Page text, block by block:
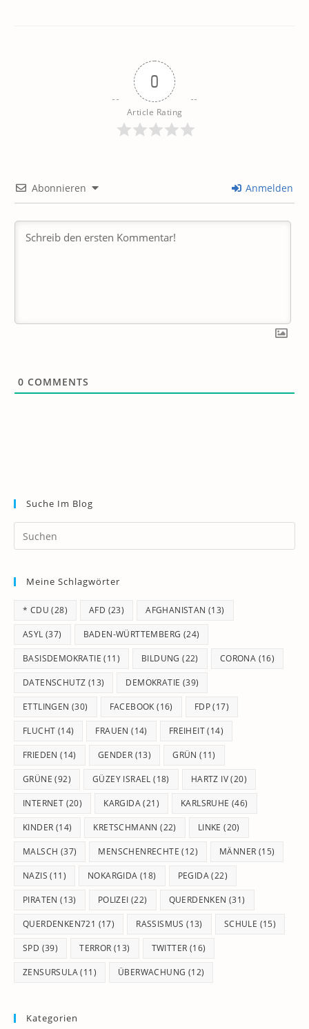
0
Article Rating
Abonnieren Anmelden
0 COMMENTS
Suche Im Blog
Meine Schlagwörter
* CDU (28) AFD (23) AFGHANISTAN (13)
ASYL (37) BADEN-WÜRTTEMBERG (24)
BASISDEMOKRATIE (11) BILDUNG (22) CORONA (16)
DATENSCHUTZ (13) DEMOKRATIE (39)
ETTLINGEN (30) FACEBOOK (16) FDP(17)
FLUCHT (14) FRAUEN (14) FREIHEIT(14)
FRIEDEN (14) GENDER (13) GRÜN (11)
GRÜNE (92) GÜZEY ISRAEL (18) HARTZ IV(20)
INTERNET (20) KARGIDA(21) KARLSRUHE (46)
KINDER (14) KRETSCHMANN (22) LINKE (20)
MALSCH (37) MENSCHENRECHTE (12) MÄNNER (15)
NAZIS (11) NOKARGIDA (18) PEGIDA(22)
PIRATEN (13) POLIZEI (22) QUERDENKEN (31)
QUERDENKEN721 (17) RASSISMUS (13) SCHULE (15)
SPD (39) TERROR (13) TWITTER (16)
ZENSURSULA(11) ÜBERWACHUNG (12)
Kategorien